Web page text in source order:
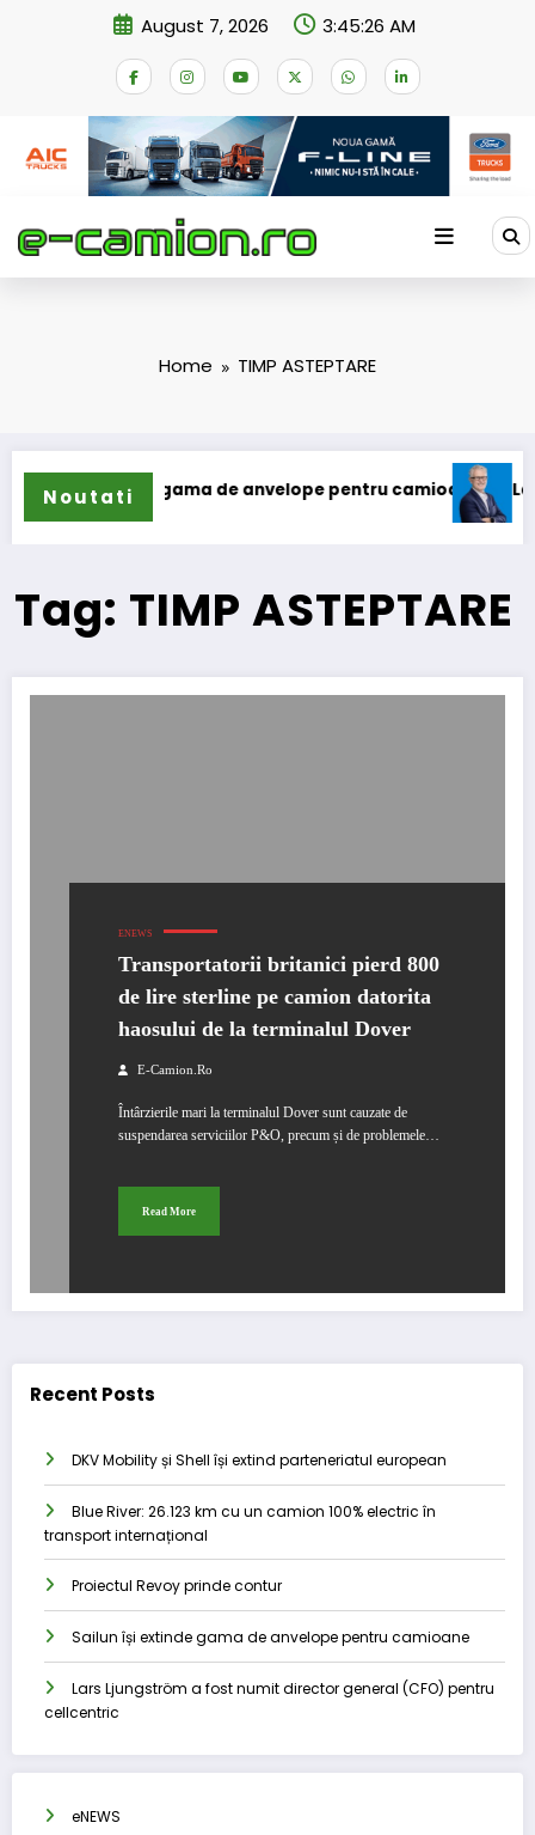
August 7, 2026 3:45:26 AM
Home TIMP ASTEPTARE
Noutati
își extinde gama de anvelope pentru camioane Lars
Tag: TIMP ASTEPTARE
ENEWS
Transportatorii britanici pierd 800
de lire sterline pe camion datorita
haosului de la terminalul Dover
E-Camion.ro
Întârzierile mari la terminalul Dover sunt cauzate de
suspendarea serviciilor P&O, precum și de problemele…
Read More
Recent Posts
DKV Mobility și Shell își extind parteneriatul european
Blue River: 26.123 km cu un camion 100% electric în
transport internațional
Proiectul Revoy prinde contur
Sailun își extinde gama de anvelope pentru camioane
Lars Ljungström a fost numit director general (CFO) pentru
cellcentric
eNEWS